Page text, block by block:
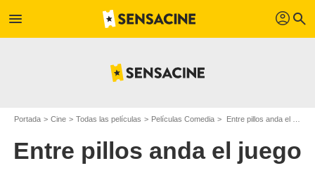
menu profil search
Portada Cine Todas las películas Películas Comedia Entre pillos anda el juego
Entre pillos anda el juego